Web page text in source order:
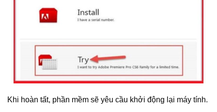
Khi hoàn tất, phần mềm sẽ yêu cầu khởi động lại máy tính.